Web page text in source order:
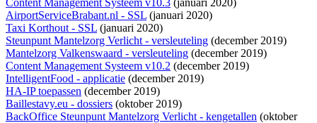
Content Management Systeem v10.3 (januari 2020)
AirportServiceBrabant.nl - SSL (januari 2020)
Taxi Korthout - SSL (januari 2020)
Steunpunt Mantelzorg Verlicht - versleuteling (december 2019)
Mantelzorg Valkenswaard - versleuteling (december 2019)
Content Management Systeem v10.2 (december 2019)
IntelligentFood - applicatie (december 2019)
HA-IP toepassen (december 2019)
Baillestavy.eu - dossiers (oktober 2019)
BackOffice Steunpunt Mantelzorg Verlicht - kengetallen (oktober